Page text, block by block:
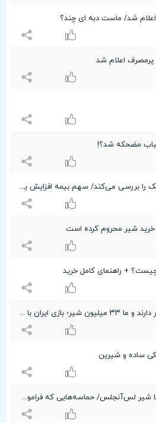
شد/ ماست دبه ای چند؟
مضحکه شد؟!
مجلس افزایش قیمت شیرخشک را بررسی می‌کند/ سهم بیمه افزایش یابد
خرید شیر محروم کرده است
+ راهنمای کامل خرید
کری‌خوانی کیروش: آنها ۳ شیر دارند و ما ۳۳ میلیون شیر؛ بازی ایران با انگلیس؟ یادم نیست!
ساده و شیرین
از عقاب آسیا و شیر کپنهاگ تا شیر لس‌آنجلس/ حماسه‌هایی که فراموش نمی‌شوند